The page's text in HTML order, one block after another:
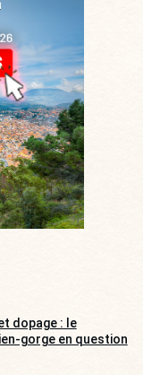
dopage : le
gorge en question